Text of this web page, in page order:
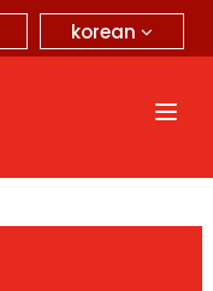
korean